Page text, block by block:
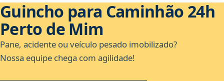
Guincho para Caminhão 24h
Perto de Mim
Pane, acidente ou veículo pesado imobilizado?
Nossa equipe chega com agilidade!